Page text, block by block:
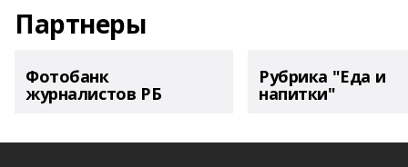
Партнеры
Фотобанк
журналистов РБ
Рубрика "Еда и
напитки"